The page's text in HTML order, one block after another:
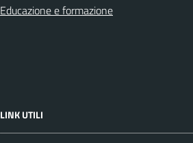
Educazione e formazione
LINK UTILI